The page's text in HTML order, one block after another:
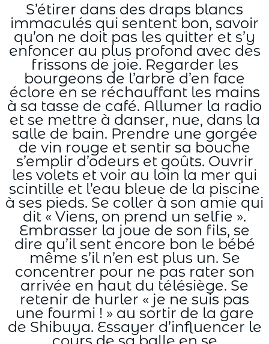
S’étirer dans des draps blancs
immaculés qui sentent bon, savoir
qu’on ne doit pas les quitter et s’y
enfoncer au plus profond avec des
frissons de joie. Regarder les
bourgeons de l’arbre d’en face
éclore en se réchauffant les mains
à sa tasse de café. Allumer la radio
et se mettre à danser, nue, dans la
salle de bain. Prendre une gorgée
de vin rouge et sentir sa bouche
s’emplir d’odeurs et goûts. Ouvrir
les volets et voir au loin la mer qui
scintille et l’eau bleue de la piscine
à ses pieds. Se coller à son amie qui
dit « Viens, on prend un selfie ».
Embrasser la joue de son fils, se
dire qu’il sent encore bon le bébé
même s’il n’en est plus un. Se
concentrer pour ne pas rater son
arrivée en haut du télésiège. Se
retenir de hurler « je ne suis pas
une fourmi ! » au sortir de la gare
de Shibuya. Essayer d’influencer le